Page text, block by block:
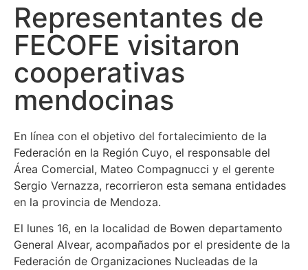
Representantes de
FECOFE visitaron
cooperativas
mendocinas
En línea con el objetivo del fortalecimiento de la
Federación en la Región Cuyo, el responsable del
Área Comercial, Mateo Compagnucci y el gerente
Sergio Vernazza, recorrieron esta semana entidades
en la provincia de Mendoza.
El lunes 16, en la localidad de Bowen departamento
General Alvear, acompañados por el presidente de la
Federación de Organizaciones Nucleadas de la